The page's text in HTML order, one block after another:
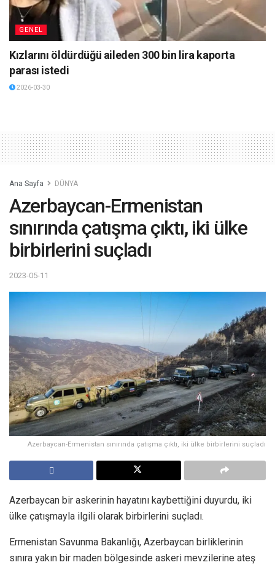
GENEL
Kızlarını öldürdüğü aileden 300 bin lira kaporta
parası istedi
2026-03-30
Ana Sayfa DÜNYA
Azerbaycan-Ermenistan
sınırında çatışma çıktı, iki ülke
birbirlerini suçladı
2023-05-11
Azerbaycan-Ermenistan sınırında çatışma çıktı, iki ülke birbirlerini suçladı
Azerbaycan bir askerinin hayatını kaybettiğini duyurdu, iki
ülke çatışmayla ilgili olarak birbirlerini suçladı.
Ermenistan Savunma Bakanlığı, Azerbaycan birliklerinin
sınıra yakın bir maden bölgesinde askeri mevzilerine ateş